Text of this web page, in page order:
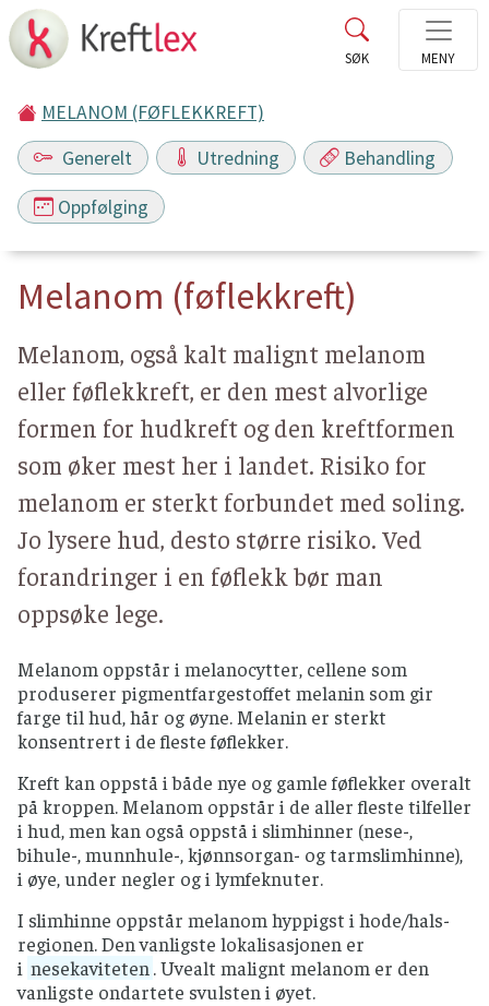
MELANOM (FØFLEKKREFT)
Generelt
Utredning Behandling
Oppfølging
Melanom (føflekkreft)
Melanom, også kalt malignt melanom
eller føflekkreft, er den mest alvorlige
formen for hudkreft og den kreftformen
som øker mest her i landet. Risiko for
melanom er sterkt forbundet med soling.
Jo lysere hud, desto større risiko. Ved
forandringer i en føflekk bør man
oppsøke lege.
Melanom oppstår i melanocytter, cellene som
produserer pigmentfargestoffet melanin som gir
farge til hud, hår og øyne. Melanin er sterkt
konsentrert i de fleste føflekker.
Kreft kan oppstå i både nye og gamle føflekker overalt
på kroppen. Melanom oppstår i de aller fleste tilfeller
i hud, men kan også oppstå i slimhinner (nese-,
bihule-, munnhule-, kjønnsorgan- og tarmslimhinne),
i øye, under negler og i lymfeknuter.
I slimhinne oppstår melanom hyppigst i hode/hals-
regionen. Den vanligste lokalisasjonen er
i nesekaviteten . Uvealt malignt melanom er den
vanligste ondartete svulsten i øyet.